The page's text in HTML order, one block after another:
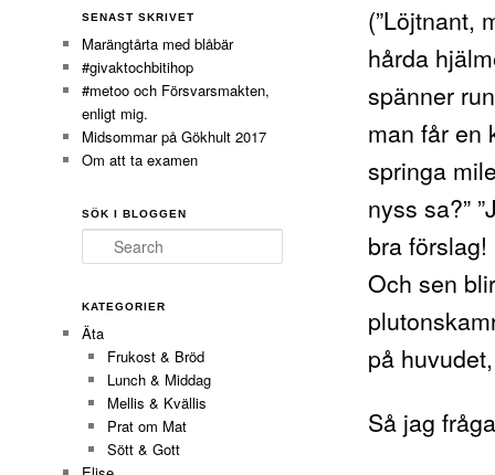
(”Löjtnant,
hårda
spänner
man får en
springa
nyss sa?”
bra
Och sen
på
Så jag
SENAST SKRIVET
Marängtårta med blåbär
#givaktochbitihop
#metoo och Försvarsmakten,
enligt mig.
Midsommar på Gökhult 2017
Om att ta examen
SÖK I BLOGGEN
Search
KATEGORIER
Äta
Frukost & Bröd
Lunch & Middag
Mellis & Kvällis
Prat om Mat
Sött & Gott